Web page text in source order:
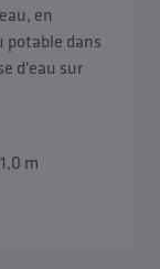
en
potable dans
d'eau sur
m